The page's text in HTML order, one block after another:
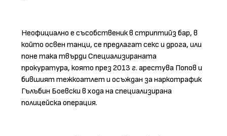
Неофициално е съсобственик в стриптийз бар, в
който освен танци, се предлагат секс и дрога, или
поне така твърди Специализираната
прокуратура, която през 2013 г. арестува Попов и
бившият тежкоатлет и осъждан за наркотрафик
Гълъбин Боевски в хода на специализирана
полицейска операция.